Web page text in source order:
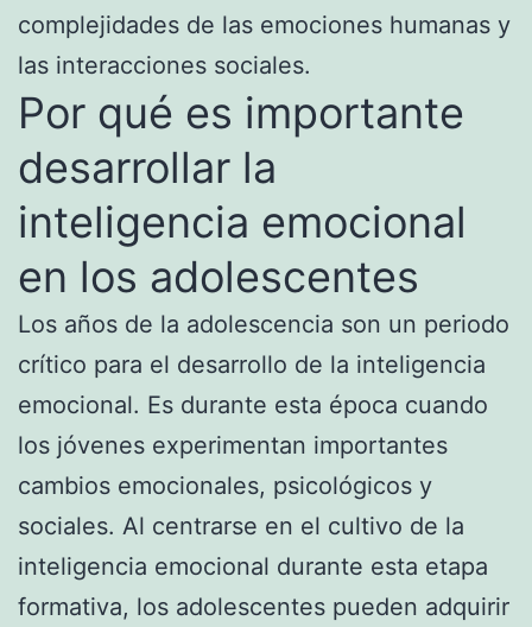
complejidades de las emociones humanas y
las interacciones sociales.
Por qué es importante
desarrollar la
inteligencia emocional
en los adolescentes
Los años de la adolescencia son un periodo
crítico para el desarrollo de la inteligencia
emocional. Es durante esta época cuando
los jóvenes experimentan importantes
cambios emocionales, psicológicos y
sociales. Al centrarse en el cultivo de la
inteligencia emocional durante esta etapa
formativa, los adolescentes pueden adquirir